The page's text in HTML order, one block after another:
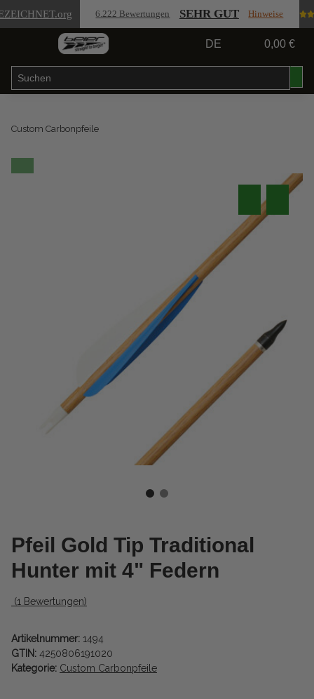
.org 6.222 Bewertungen SEHR GUT Hinweise
DE 0,00 €
Custom Carbonpfeile
Pfeil Gold Tip Traditional
Hunter mit 4" Federn
(1 Bewertungen)
Artikelnummer: 1494
GTIN: 4250806191020
Kategorie: Custom Carbonpfeile